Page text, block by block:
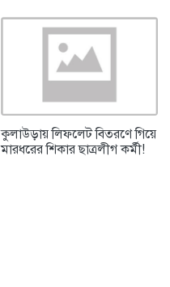
কুলাউড়ায় লিফলেট বিতরণে গিয়ে
মারধরের শিকার ছাত্রলীগ কর্মী!